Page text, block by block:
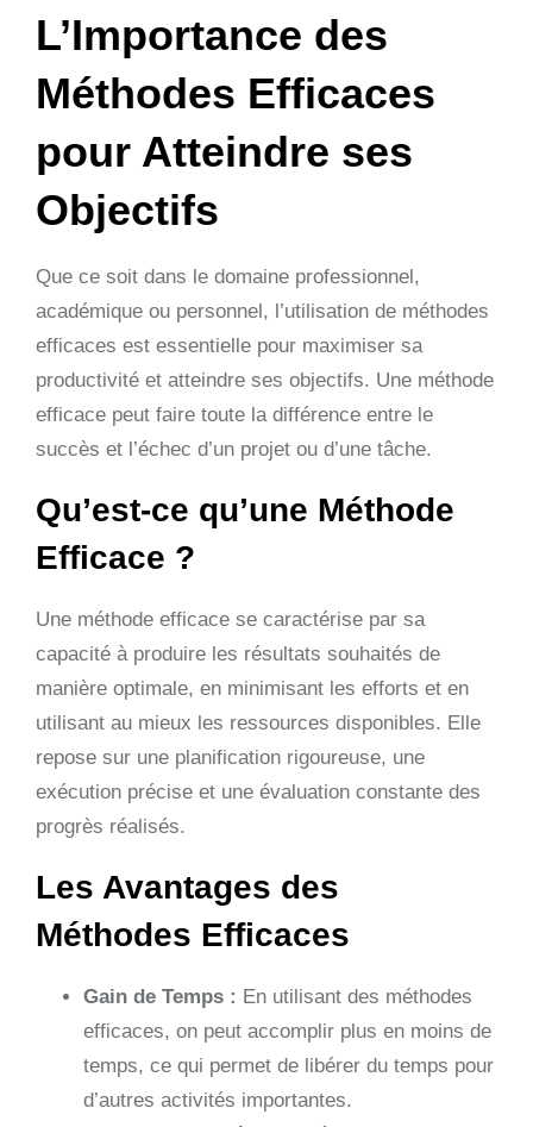
L’Importance des
Méthodes Efficaces
pour Atteindre ses
Objectifs
Que ce soit dans le domaine professionnel,
académique ou personnel, l’utilisation de méthodes
efficaces est essentielle pour maximiser sa
productivité et atteindre ses objectifs. Une méthode
efficace peut faire toute la différence entre le
succès et l’échec d’un projet ou d’une tâche.
Qu’est-ce qu’une Méthode
Efficace ?
Une méthode efficace se caractérise par sa
capacité à produire les résultats souhaités de
manière optimale, en minimisant les efforts et en
utilisant au mieux les ressources disponibles. Elle
repose sur une planification rigoureuse, une
exécution précise et une évaluation constante des
progrès réalisés.
Les Avantages des
Méthodes Efficaces
Gain de Temps : En utilisant des méthodes
efficaces, on peut accomplir plus en moins de
temps, ce qui permet de libérer du temps pour
d’autres activités importantes.